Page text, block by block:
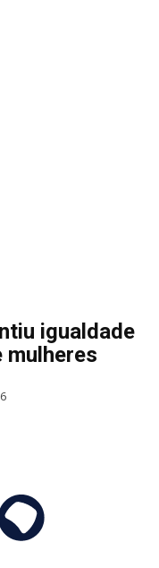
igualdade
mulheres